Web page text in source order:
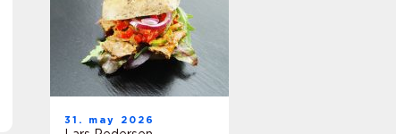
31. may 2026